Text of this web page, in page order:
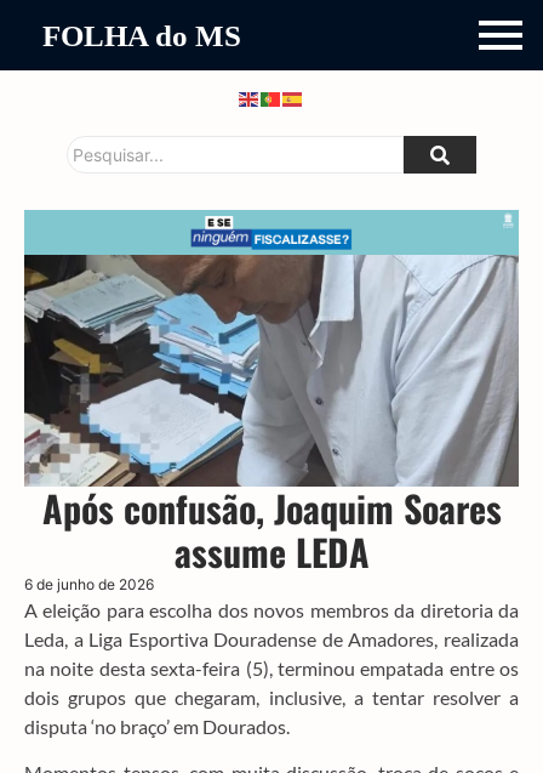
FOLHA do MS
Após confusão, Joaquim Soares
assume LEDA
6 de junho de 2026
A eleição para escolha dos novos membros da diretoria da
Leda, a Liga Esportiva Douradense de Amadores, realizada
na noite desta sexta-feira (5), terminou empatada entre os
dois grupos que chegaram, inclusive, a tentar resolver a
disputa ‘no braço’ em Dourados.